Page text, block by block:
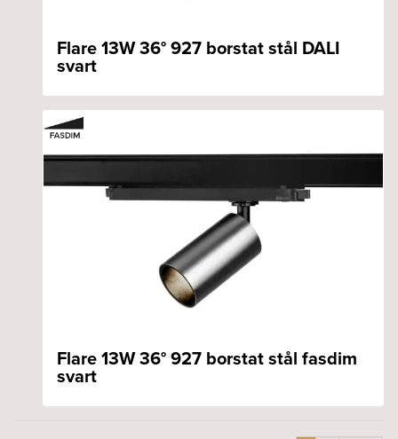
Flare 13W 36° 927 borstat stål DALI
svart
Flare 13W 36° 927 borstat stål fasdim
svart